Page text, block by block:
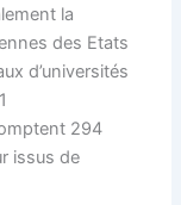
la
des Etats
d’universités
294
issus de